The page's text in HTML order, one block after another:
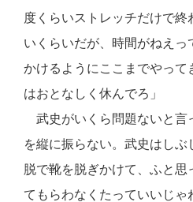
度くらいストレッチだけで
いくらいだが、時間がねえ
かけるようにここまでやって
はおとなしく休んでろ」
武史がいくら問題ないと言
を縦に振らない。武史はし
脱で靴を脱ぎかけて、ふと
てもらわなくたっていいじ